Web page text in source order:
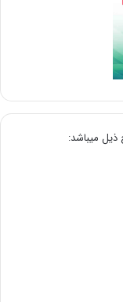
میباشد: